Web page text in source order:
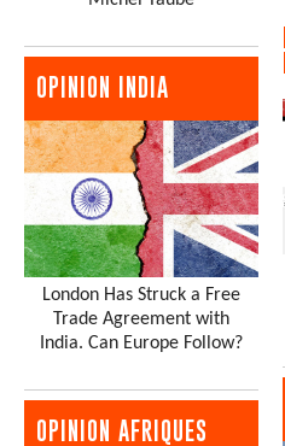
OPINION INDIA
London Has Struck a Free
Trade Agreement with
India. Can Europe Follow?
OPINION AFRIQUES